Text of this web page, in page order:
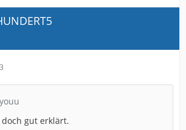
gut erklärt.